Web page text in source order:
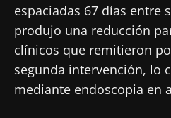
espaciadas 67 días entre
produjo una reducción
clínicos que remitieron
segunda intervención, lo
mediante endoscopia en